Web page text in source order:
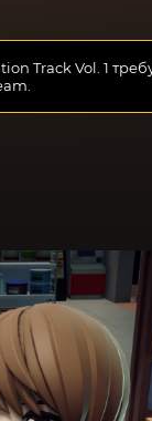
Track Vol. 1